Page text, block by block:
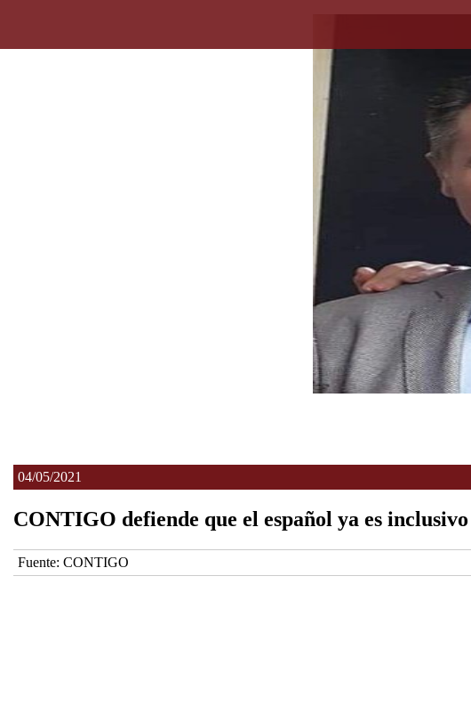
04/05/2021
CONTIGO defiende que el español ya es
Fuente: CONTIGO